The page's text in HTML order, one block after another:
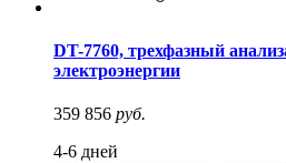
DT-7760, трехфазный
электроэнергии
359 856 руб.
4-6 дней